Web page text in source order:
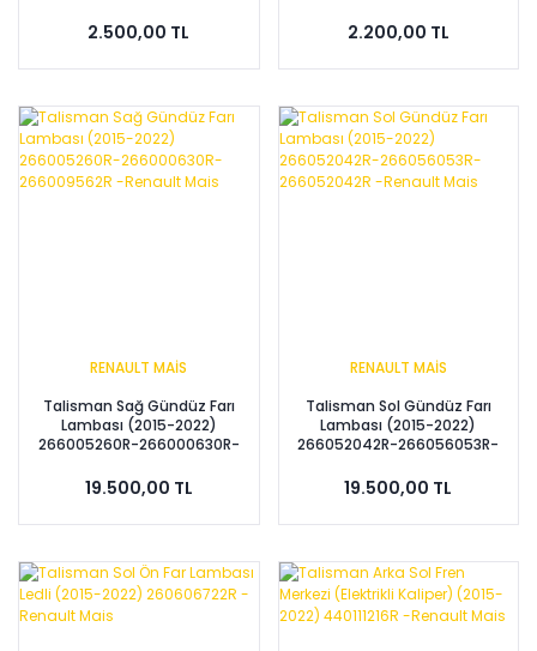
2.500,00 TL 2.200,00 TL
RENAULT MAİS
Talisman Sağ Gündüz Farı
Lambası (2015-2022)
266005260R-266000630R-
19.500,00 TL
RENAULT MAİS
Talisman Sol Gündüz Farı
Lambası (2015-2022)
266052042R-266056053R-
19.500,00 TL